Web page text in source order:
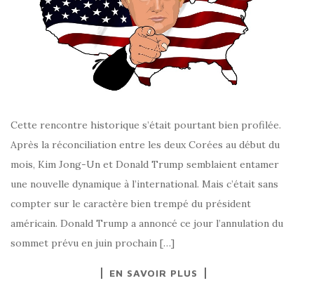
Cette rencontre historique s’était pourtant bien profilée.
Après la réconciliation entre les deux Corées au début du
mois, Kim Jong-Un et Donald Trump semblaient entamer
une nouvelle dynamique à l’international. Mais c’était sans
compter sur le caractère bien trempé du président
américain. Donald Trump a annoncé ce jour l’annulation du
sommet prévu en juin prochain […]
EN SAVOIR PLUS